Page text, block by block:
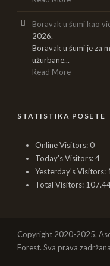
Boravak u šumi kao
2026.
Boravak u šumi je za
užurbane...
Read More
STATISTIKA POSETE
Online Visitors:0
Today's Visitors:4
Yesterday's Visitors:
Total Visitors:
Copyright 2020-2025.
Forest. Sva prava